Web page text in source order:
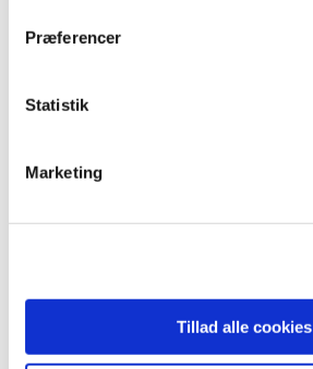
Præferencer
Statistik
Marketing
Tillad alle cookies
2014 (44)
2012 (44)
2010 (7)
2008 (8)